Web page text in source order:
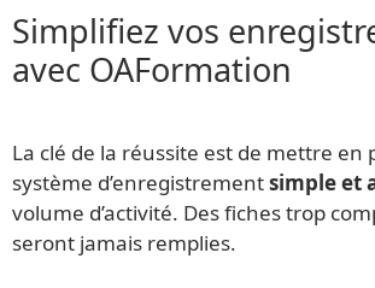
Simplifiez vos
avec OAFormation
La clé de la réussite est de mettre en
système d’enregistrementsimple et
volume d’activité. Des fiches trop
seront jamais remplies.